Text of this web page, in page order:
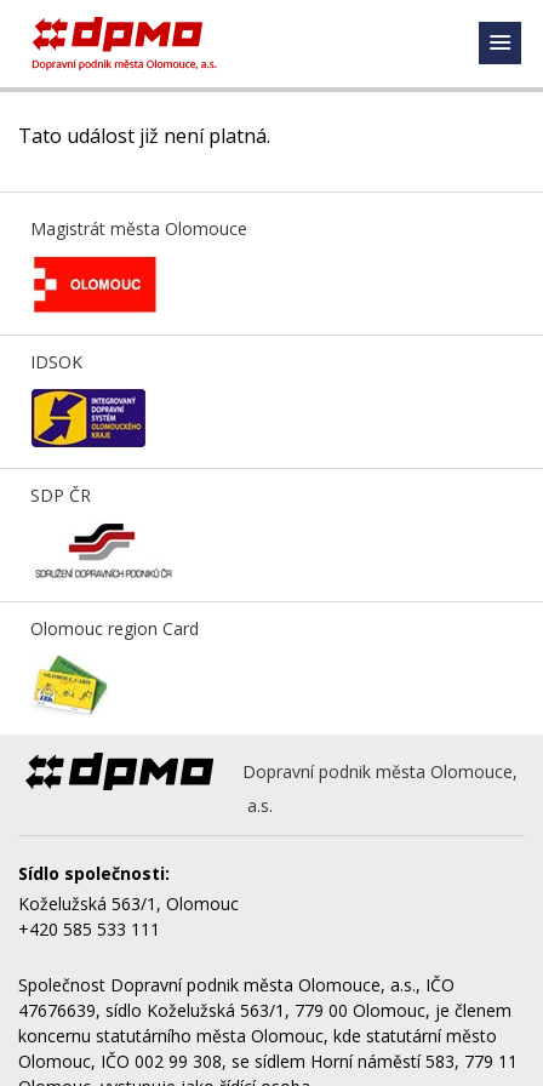
Tato událost již není platná.
Magistrát města Olomouce
IDSOK
SDP ČR
Olomouc region Card
Dopravní podnik města Olomouce,
a.s.
Sídlo společnosti:
Koželužská 563/1, Olomouc
+420 585 533 111
Společnost Dopravní podnik města Olomouce, a.s., IČO
47676639, sídlo Koželužská 563/1, 779 00 Olomouc, je členem
koncernu statutárního města Olomouc, kde statutární město
Olomouc, IČO 002 99 308, se sídlem Horní náměstí 583, 779 11